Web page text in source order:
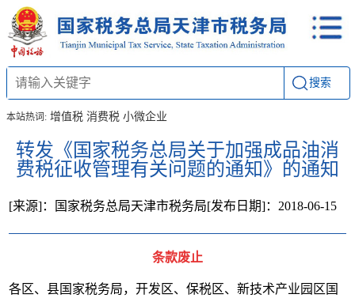
搜索
本站热词: 增值税 消费税 小微企业
转发《国家税务总局关于加强成品油消
费税征收管理有关问题的通知》的通知
[发布日期]：2018-06-15
[来源]：国家税务总局天津市税务局
条款废止
各区、县国家税务局，开发区、保税区、新技术产业园区国